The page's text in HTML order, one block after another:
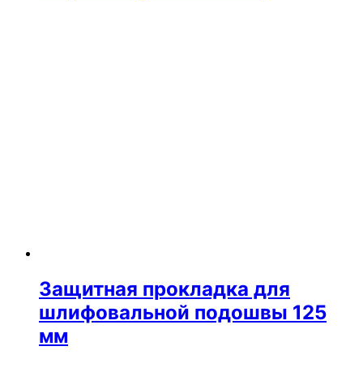
Защитная прокладка для
шлифовальной подошвы 125
мм